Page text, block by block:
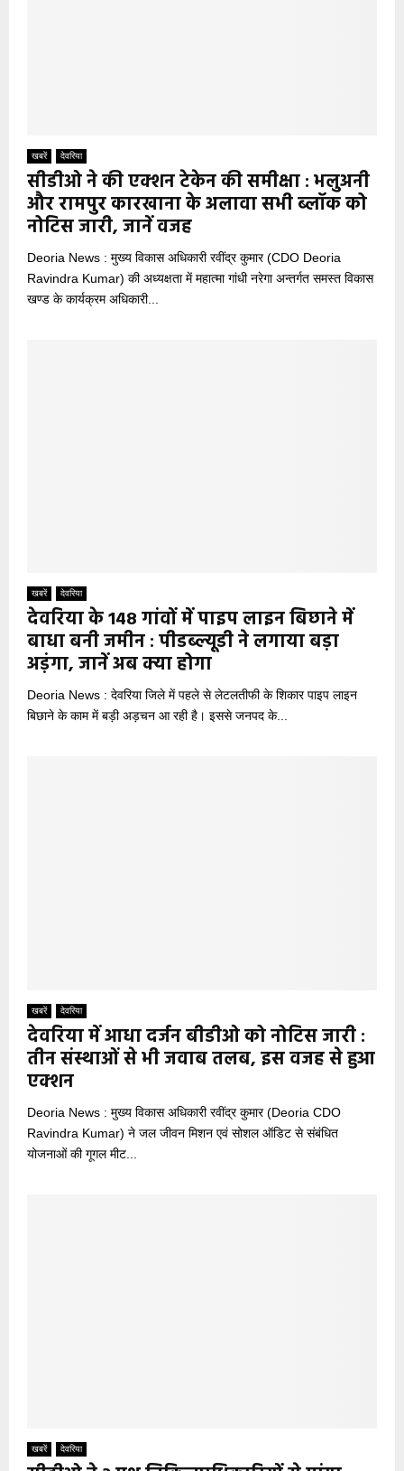
खबरें देवरिया
सीडीओ ने की एक्शन टेकेन की समीक्षा : भलुअनी
और रामपुर कारखाना के अलावा सभी ब्लॉक को
नोटिस जारी, जानें वजह
Deoria News : मुख्य विकास अधिकारी रवींद्र कुमार (CDO Deoria
Ravindra Kumar) की अध्यक्षता में महात्मा गांधी नरेगा अन्तर्गत समस्त विकास
खण्ड के कार्यक्रम अधिकारी...
खबरें देवरिया
देवरिया के 148 गांवों में पाइप लाइन बिछाने में
बाधा बनी जमीन : पीडब्ल्यूडी ने लगाया बड़ा
अड़ंगा, जानें अब क्या होगा
Deoria News : देवरिया जिले में पहले से लेटलतीफी के शिकार पाइप लाइन
बिछाने के काम में बड़ी अड़चन आ रही है। इससे जनपद के...
खबरें देवरिया
देवरिया में आधा दर्जन बीडीओ को नोटिस जारी :
तीन संस्थाओं से भी जवाब तलब, इस वजह से हुआ
एक्शन
Deoria News : मुख्य विकास अधिकारी रवींद्र कुमार (Deoria CDO
Ravindra Kumar) ने जल जीवन मिशन एवं सोशल ऑडिट से संबंधित
योजनाओं की गूगल मीट...
खबरें देवरिया